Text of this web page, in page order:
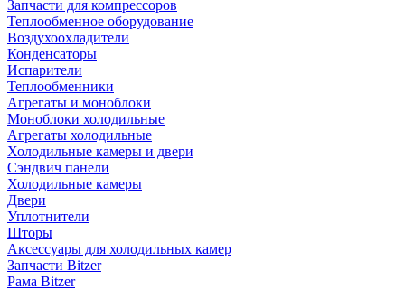
Запчасти для компрессоров
Теплообменное оборудование
Воздухоохладители
Конденсаторы
Испарители
Теплообменники
Агрегаты и моноблоки
Моноблоки холодильные
Агрегаты холодильные
Холодильные камеры и двери
Сэндвич панели
Холодильные камеры
Двери
Уплотнители
Шторы
Аксессуары для холодильных камер
Запчасти Bitzer
Рама Bitzer